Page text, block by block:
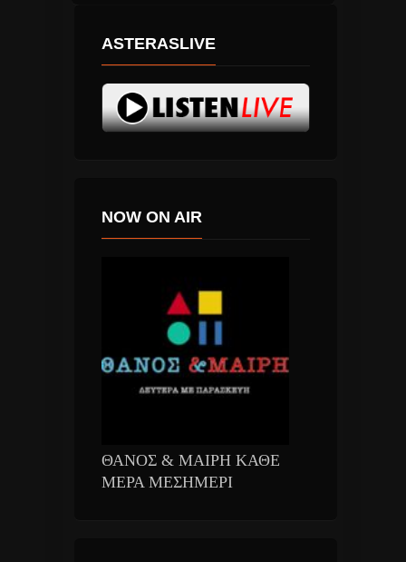
ASTERASLIVE
NOW ON AIR
ΘΑΝΟΣ & ΜΑΙΡΗ ΚΑΘΕ
ΜΕΡΑ ΜΕΣΗΜΕΡΙ